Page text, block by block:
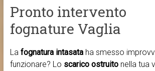
Pronto intervento
fognature Vaglia
La fognatura intasataha smesso
funzionare? Lo scarico ostruitonella tua